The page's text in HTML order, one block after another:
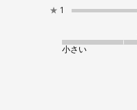
★ 1
小さい